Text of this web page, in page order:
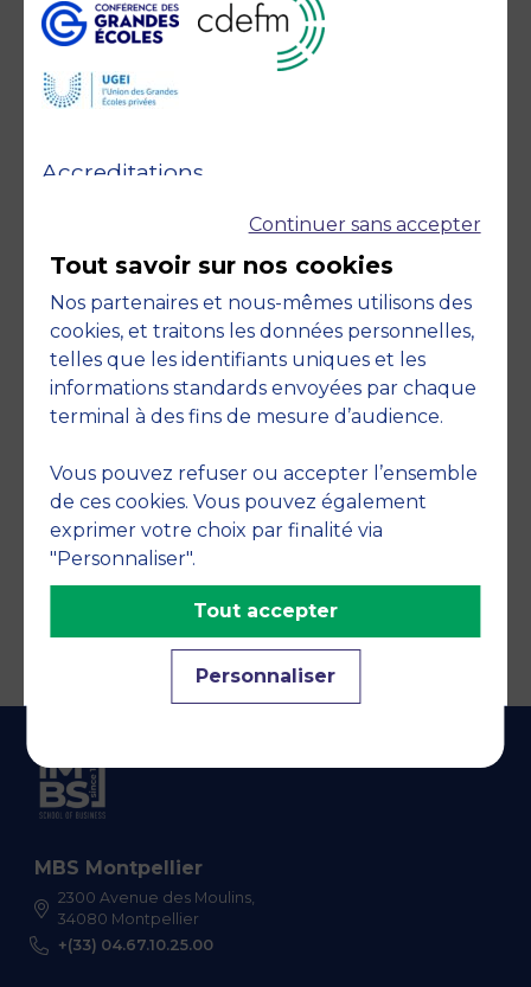
Accreditations
Engagements
MBS Montpellier
2300 Avenue des Moulins,
34080 Montpellier
+(33) 04.67.10.25.00
Continuer sans accepter
Tout savoir sur nos cookies
Nos partenaires et nous-mêmes utilisons des
cookies, et traitons les données personnelles,
telles que les identifiants uniques et les
informations standards envoyées par chaque
terminal à des fins de mesure d’audience.
Vous pouvez refuser ou accepter l’ensemble
de ces cookies. Vous pouvez également
exprimer votre choix par finalité via
"Personnaliser".
Personnaliser
Tout accepter